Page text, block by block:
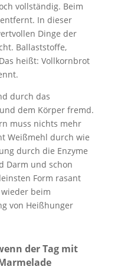
vollständig. Beim
In dieser
Dinge der
Ballaststoffe,
heißt: Vollkornbrot
durch das
dem Körper fremd.
muss nichts mehr
Weißmehl durch wie
durch die Enzyme
Darm und schon
Form rasant
beim
von Heißhunger
der Tag mit